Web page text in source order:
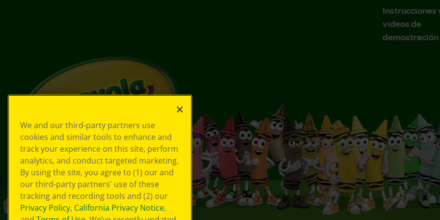
Instrucciones
videos de
demostración
We and our third-party partners use
cookies and similar tools to enhance and
track your experience on this site, perform
analytics, and conduct targeted marketing.
By using the site, you agree to (1) our and
our third-party partners' use of these
tracking and recording tools and (2) our
Privacy Policy, California Privacy Notice,